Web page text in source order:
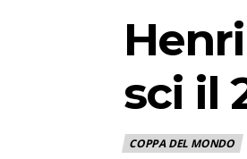
sci il
COPPA DEL MONDO